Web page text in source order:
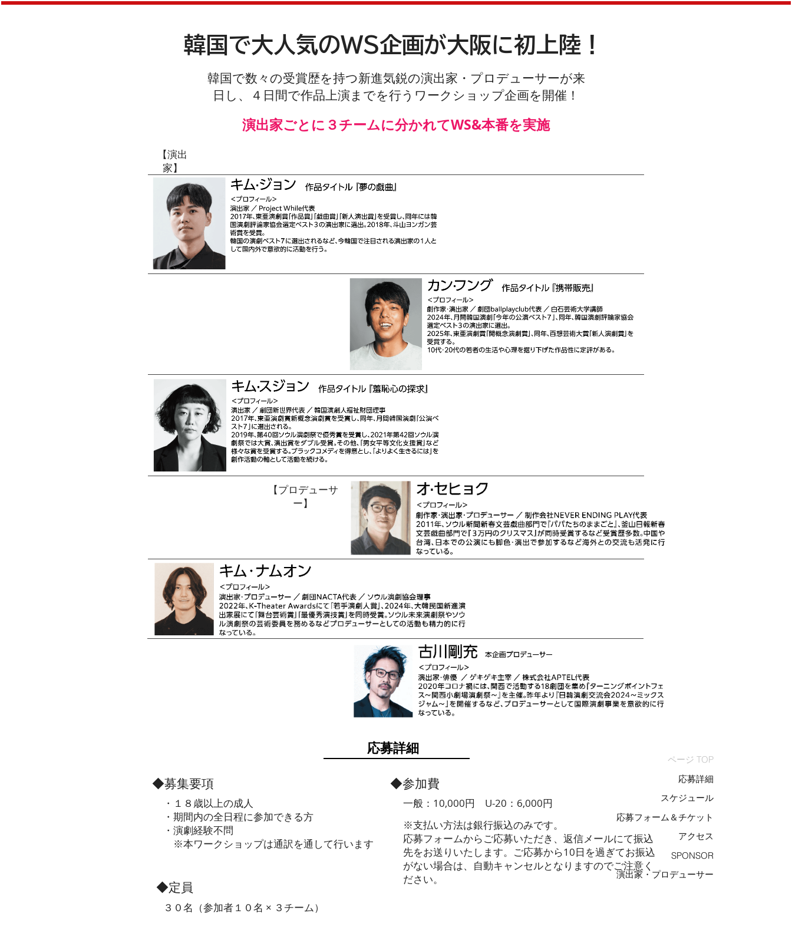
ページ TOP
応募詳細
スケジュール
応募フォーム＆チケット
アクセス
SPONSOR
演出家・プロデューサー
​韓国で大人気のWS企画が大阪に初上陸！
​韓国で数々の受賞歴を持つ新進気鋭の演出家・プロデューサーが来
日し、４日間で作品上演までを行うワークショップ企画を開催！
​演出家ごとに３チームに分かれてWS&本番を実施
​【演出
家】
​【プロデューサ
ー】
​応募詳細
◆募集要項
​・１８歳以上の成人
・期間内の全日程に参加できる方
・演劇経験不問
​ ※本ワークショップは通訳を通して行います
◆定員
◆参加費
一般：10,000円 U-20：6,000円
※支払い方法は銀行振込のみです。
​応募フォームからご応募いただき、返信メールにて振込
先をお送りいたします。ご応募から10日を過ぎてお振込
がない場合は、自動キャンセルとなりますのでご注意く
ださい。
３０名（参加者１０名 × ３チーム）